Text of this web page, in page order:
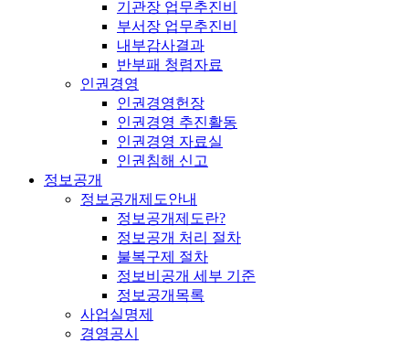
기관장 업무추진비
부서장 업무추진비
내부감사결과
반부패 청렴자료
인권경영
인권경영헌장
인권경영 추진활동
인권경영 자료실
인권침해 신고
정보공개
정보공개제도안내
정보공개제도란?
정보공개 처리 절차
불복구제 절차
정보비공개 세부 기준
정보공개목록
사업실명제
경영공시